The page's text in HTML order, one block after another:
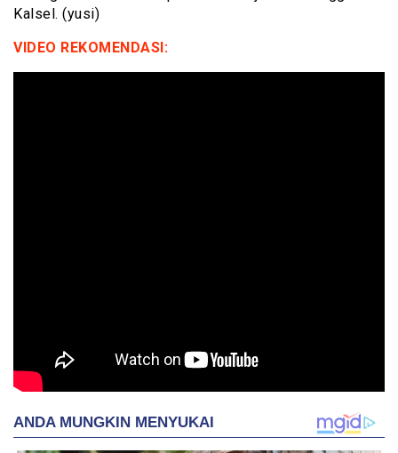
Kalsel. (yusi)
VIDEO REKOMENDASI: